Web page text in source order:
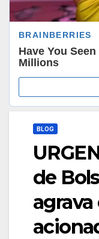
BLOG
de